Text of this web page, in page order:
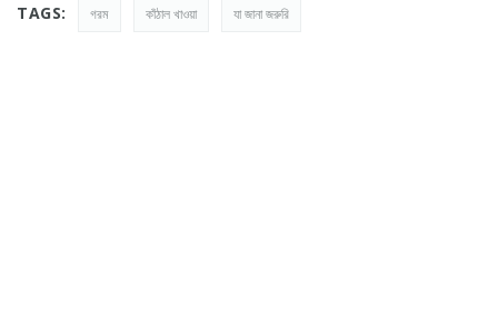
TAGS: গরম কাঁঠাল খাওয়া যা জানা জরুরি